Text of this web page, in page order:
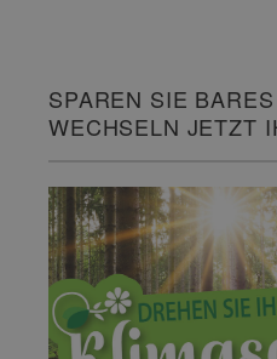
SPAREN SIE
WECHSELN JETZT